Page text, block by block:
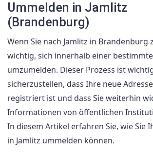
Ummelden in Jamlitz
(Brandenburg)
Wenn Sie nach Jamlitz in Brandenburg
wichtig, sich innerhalb einer
umzumelden. Dieser Prozess ist
sicherzustellen, dass Ihre neue
registriert ist und dass Sie weiterhin
Informationen von öffentlichen
In diesem Artikel erfahren Sie, wie Sie
in Jamlitz ummelden können.